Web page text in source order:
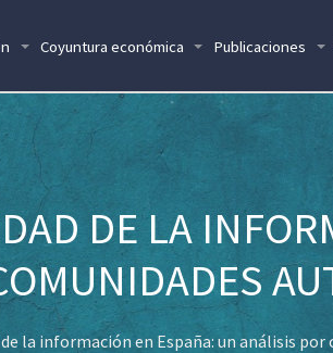
Coyuntura económica Publicaciones
DE LA
la información en España: un análisis